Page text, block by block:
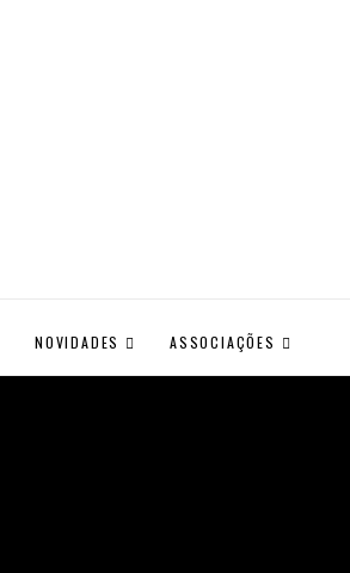
NOVIDADES ASSOCIAÇÕES